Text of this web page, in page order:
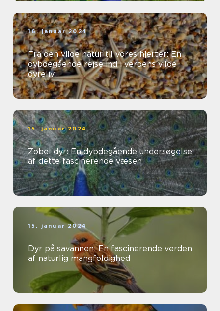
16. januar 2024
Fra den vilde natur til vores hjerter: En
dybdegående rejse ind i verdens vilde
dyreliv
15. januar 2024
Zobel dyr: En dybdegående undersøgelse
af dette fascinerende væsen
15. januar 2024
Dyr på savannen: En fascinerende verden
af naturlig mangfoldighed